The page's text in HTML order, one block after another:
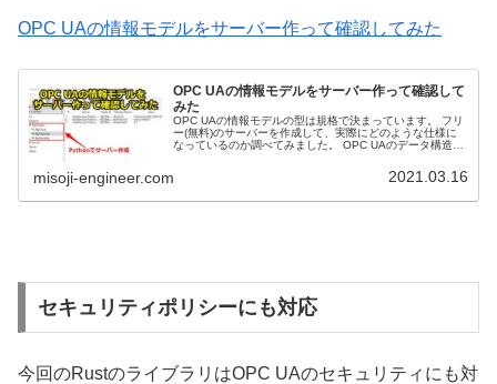
OPC UAの情報モデルをサーバー作って確認してみた
OPC UAの情報モデルをサーバー作って確認して
みた
OPC UAの情報モデルの型は規格で決まっています。 フリ
ー(無料)のサーバーを作成して、実際にどのような仕様に
なっているのか調べてみました。 OPC UAのデータ構造を
misoji-engineer.com 2021.03.16
セキュリティポリシーにも対応
今回のRustのライブラリはOPC UAのセキュリティにも対